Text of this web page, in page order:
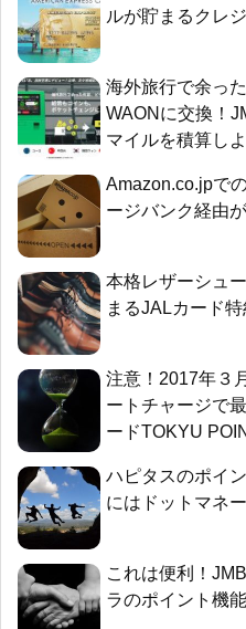
ルが貯まるクレ
海外旅行で余っ
WAONに交換！
マイルを積算しよ
Amazon.co.jpで
ージバンク経由
本格レザーシュ
まるJALカード
注意！2017年３
ートチャージで
ードTOKYU
ハピタスのポイ
にはドットマネ
これは便利！
ラのポイント機